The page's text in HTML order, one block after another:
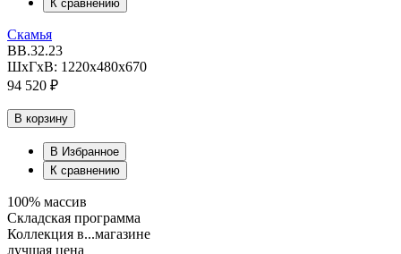
К сравнению
Скамья
BB.32.23
ШхГхВ: 1220х480х670
94 520 ₽
В корзину
В Избранное
К сравнению
100% массив
Складская программа
Коллекция в...магазине
лучшая цена